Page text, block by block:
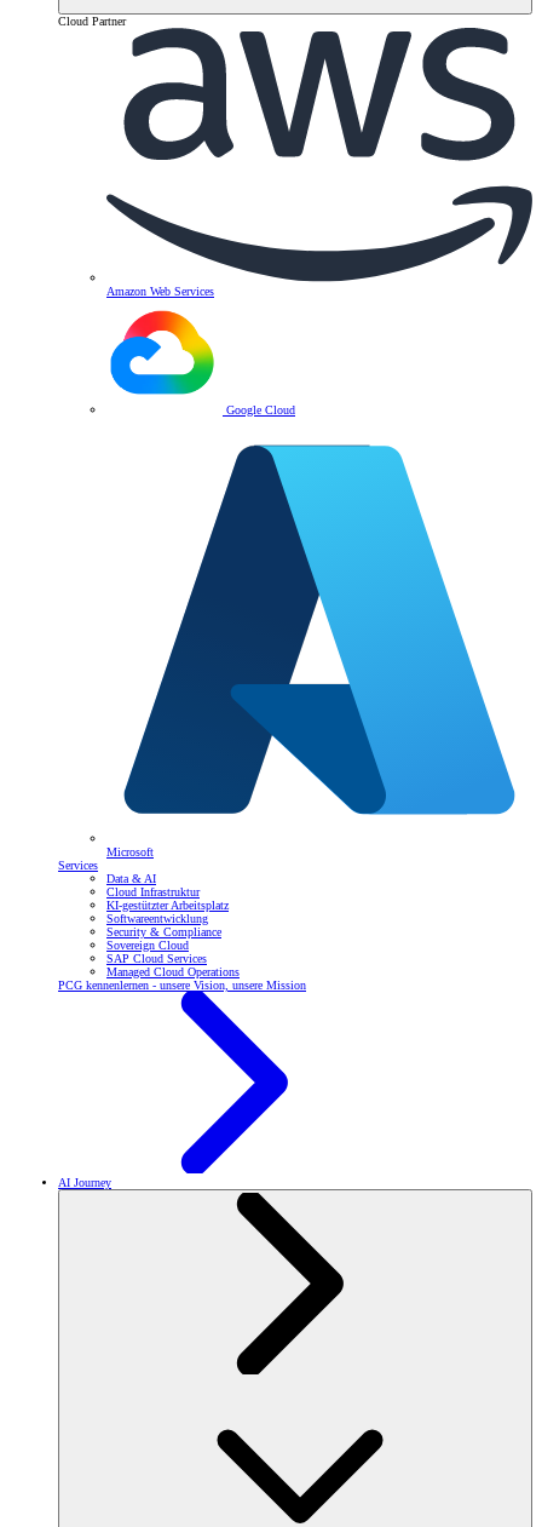
Cloud Partner
Amazon Web Services
Google Cloud
Microsoft
Services
Data & AI
Cloud Infrastruktur
KI-gestützter Arbeitsplatz
Softwareentwicklung
Security & Compliance
Sovereign Cloud
SAP Cloud Services
Managed Cloud Operations
PCG kennenlernen - unsere Vision, unsere Mission
AI Journey